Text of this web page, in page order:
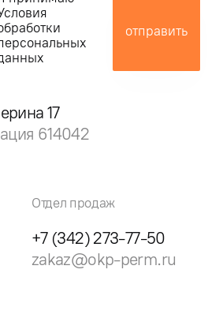
отправить
17
614042
Отдел продаж
+7 (342) 273-77-50
zakaz@okp-perm.ru